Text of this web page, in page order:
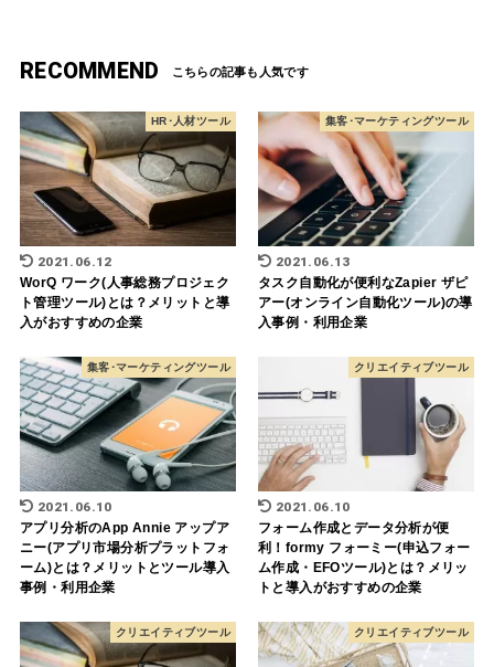
RECOMMEND
HR･人材ツール
2021.06.12
WorQ ワーク(人事総務プロジェク
ト管理ツール)とは？メリットと導
入がおすすめの企業
集客･マーケティングツール
2021.06.13
タスク自動化が便利なZapier ザピ
アー(オンライン自動化ツール)の導
入事例・利用企業
集客･マーケティングツール
2021.06.10
アプリ分析のApp Annie アップア
ニー(アプリ市場分析プラットフォ
ーム)とは？メリットとツール導入
事例・利用企業
クリエイティブツール
2021.06.10
フォーム作成とデータ分析が便
利！formy フォーミー(申込フォー
ム作成・EFOツール)とは？メリッ
トと導入がおすすめの企業
クリエイティブツール クリエイティブツール